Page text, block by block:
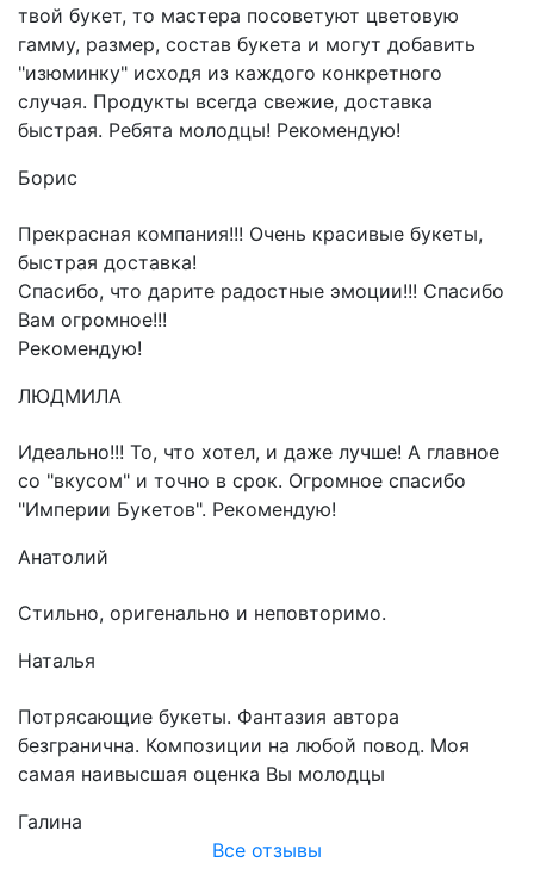
твой букет, то мастера посоветуют цветовую
гамму, размер, состав букета и могут добавить
"изюминку" исходя из каждого конкретного
случая. Продукты всегда свежие, доставка
быстрая. Ребята молодцы! Рекомендую!
Борис
Прекрасная компания!!! Очень красивые букеты,
быстрая доставка!
Спасибо, что дарите радостные эмоции!!! Спасибо
Вам огромное!!!
Рекомендую!
ЛЮДМИЛА
Идеально!!! То, что хотел, и даже лучше! А главное
со "вкусом" и точно в срок. Огромное спасибо
"Империи Букетов". Рекомендую!
Анатолий
Стильно, оригенально и неповторимо.
Наталья
Потрясающие букеты. Фантазия автора
безгранична. Композиции на любой повод. Моя
самая наивысшая оценка Вы молодцы
Галина
Все отзывы